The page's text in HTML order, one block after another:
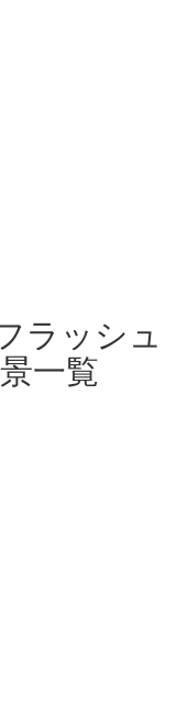
ラッシュ
一覧